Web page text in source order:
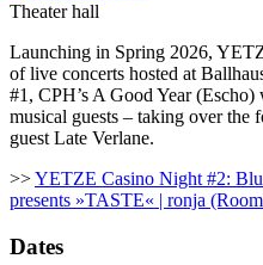
Theater hall
Launching in Spring 2026,
of live concerts hosted at
#1, CPH’s A Good Year
musical guests – taking over the
guest Late Verlane.
>>YETZE Casino Night #2:
presents »TASTE« | ronja
Dates